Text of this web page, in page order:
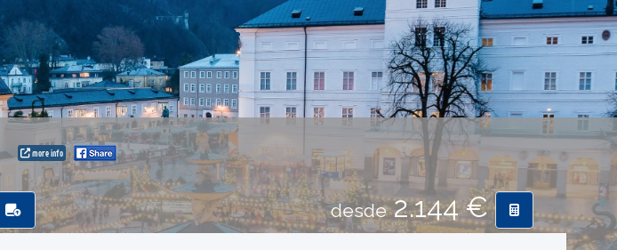
more info
desde2.144 €